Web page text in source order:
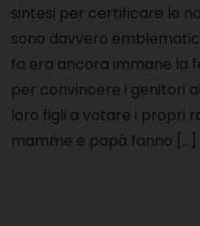
sintesi per certificare le
sono davvero
fa era ancora immane la
per convincere i genitori
loro figli a votare i propri
mamme e papà fanno […]